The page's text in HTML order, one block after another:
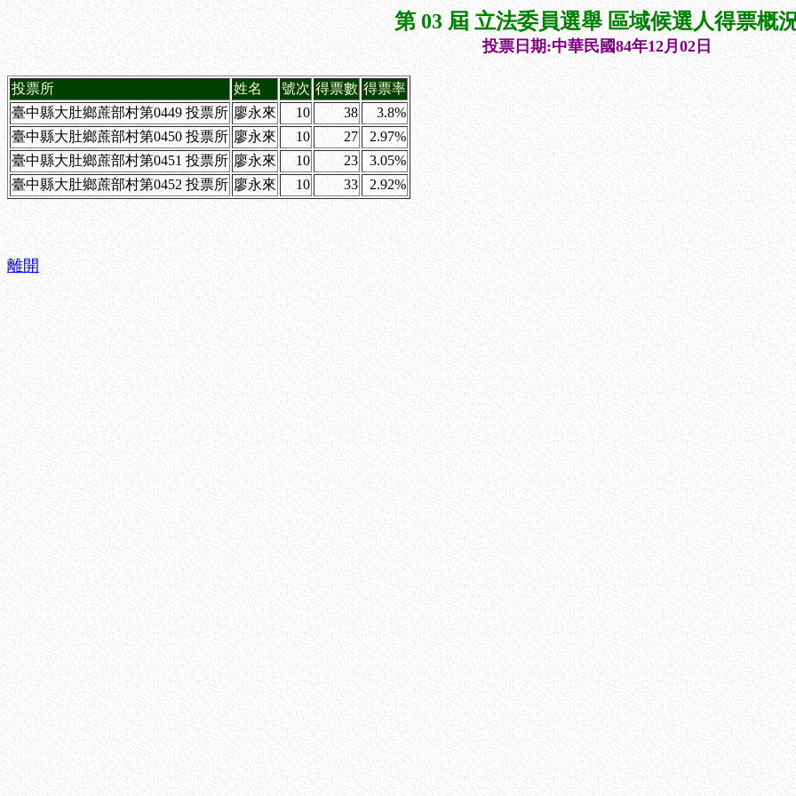
第 03 屆 立法委員選舉 區域候選人得票概
投票日期:中華民國84年12月02日
投票所 姓名 號次 得票數 得票率
臺中縣大肚鄉蔗部村第0449 投票所 廖永來 10 38
3.8%
臺中縣大肚鄉蔗部村第0450 投票所 廖永來 10 27
2.97%
臺中縣大肚鄉蔗部村第0451 投票所 廖永來 10 23
3.05%
臺中縣大肚鄉蔗部村第0452 投票所 廖永來 10 33 2.92%
離開